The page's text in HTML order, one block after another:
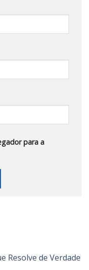
para a
Resolve de Verdade